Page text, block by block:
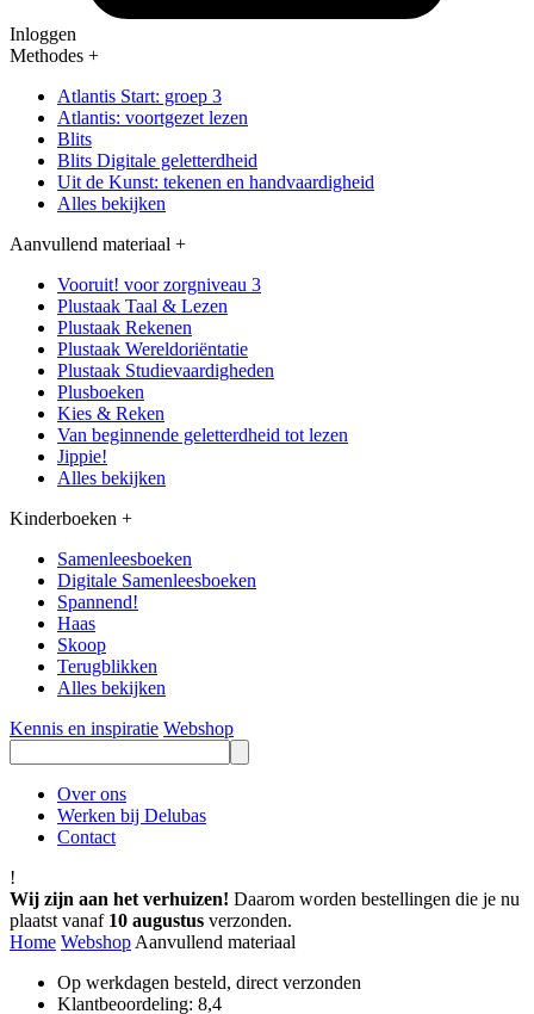
Inloggen
Methodes +
Atlantis Start: groep 3
Atlantis: voortgezet lezen
Blits
Blits Digitale geletterdheid
Uit de Kunst: tekenen en handvaardigheid
Alles bekijken
Aanvullend materiaal +
Vooruit! voor zorgniveau 3
Plustaak Taal & Lezen
Plustaak Rekenen
Plustaak Wereldoriëntatie
Plustaak Studievaardigheden
Plusboeken
Kies & Reken
Van beginnende geletterdheid tot lezen
Jippie!
Alles bekijken
Kinderboeken +
Samenleesboeken
Digitale Samenleesboeken
Spannend!
Haas
Skoop
Terugblikken
Alles bekijken
Kennis en inspiratie Webshop
Over ons
Werken bij Delubas
Contact
!
Wij zijn aan het verhuizen! Daarom worden bestellingen die je nu
plaatst vanaf 10 augustus verzonden.
Home Webshop Aanvullend materiaal
Op werkdagen besteld, direct verzonden
Klantbeoordeling: 8,4